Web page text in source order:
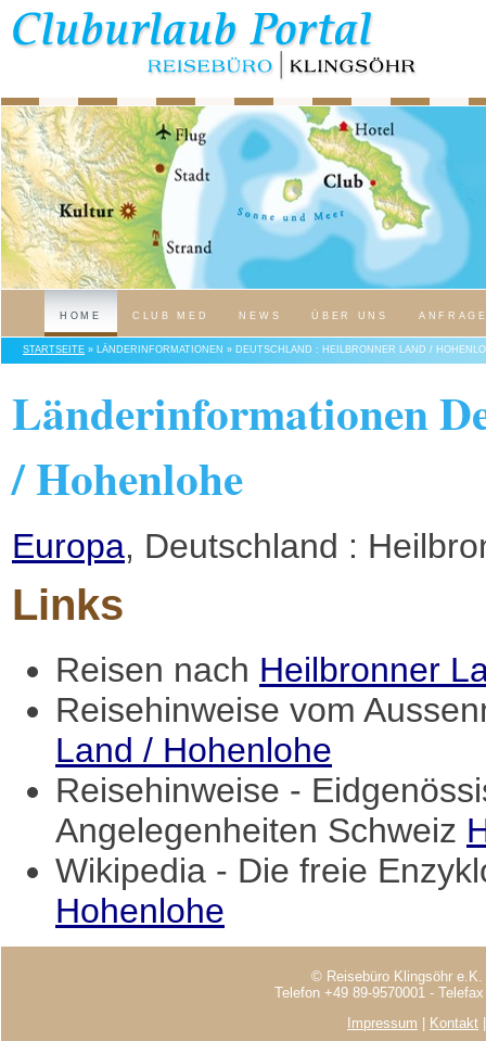
HOME CLUB MED NEWS ÜBER UNS
STARTSEITE » LÄNDERINFORMATIONEN » DEUTSCHLAND : HEILBRONNER LAND /
Länderinformationen
/ Hohenlohe
Europa, Deutschland :
Links
Reisen nach Heilbronner
Reisehinweise vom
Land / Hohenlohe
Reisehinweise -
Angelegenheiten Schweiz
Wikipedia - Die freie
Hohenlohe
© Reisebüro Klingsöhr
Telefon +49 89-9570001 -
Impressum
Kontakt